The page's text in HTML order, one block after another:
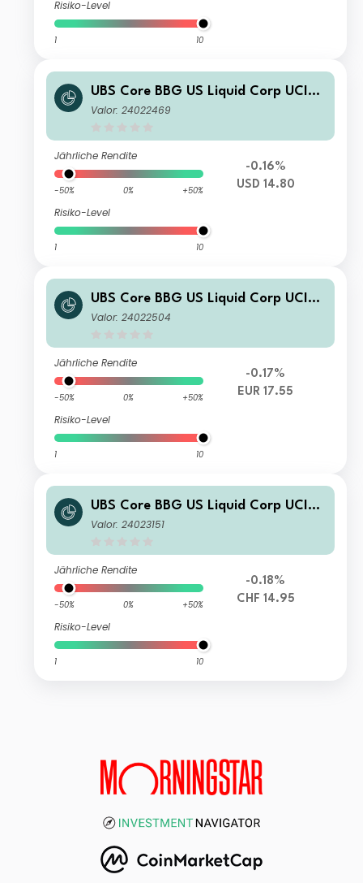
Risiko-Level
1 10
UBS Core BBG US Liquid Corp UCITS
ETF USD acc
Valor: 24022469
Jährliche Rendite
-50% 0% +50%
Risiko-Level
1 10
-0.16%
USD 14.80
UBS Core BBG US Liquid Corp UCITS
ETF hEUR acc
Valor: 24022504
Jährliche Rendite
-50% 0% +50%
Risiko-Level
1 10
-0.17%
EUR 17.55
UBS Core BBG US Liquid Corp UCITS
ETF hCHF acc
Valor: 24023151
Jährliche Rendite
-50% 0% +50%
Risiko-Level
1 10
-0.18%
CHF 14.95